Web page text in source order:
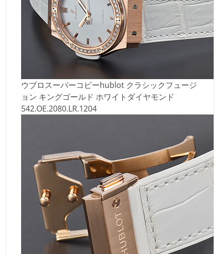
ウブロスーパーコピーhublot クラシックフュージ
ョン キングゴールド ホワイトダイヤモンド
542.OE.2080.LR.1204